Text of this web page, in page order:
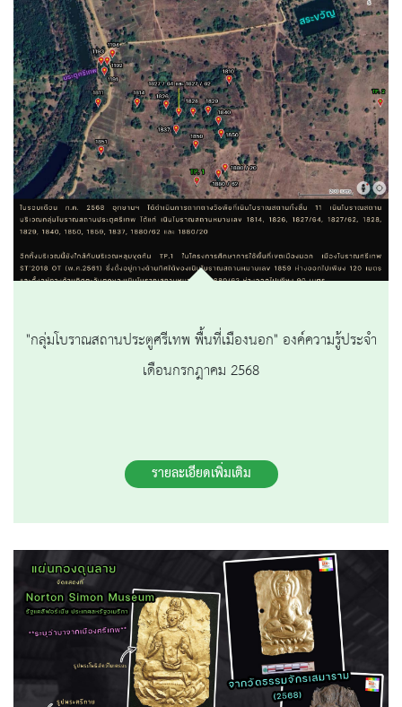
"กลุ่มโบราณสถานประตูศรีเทพ พื้นที่เมืองนอก" องค์ความรู้ประจำ
เดือนกรกฎาคม 2568
รายละเอียดเพิ่มเติม